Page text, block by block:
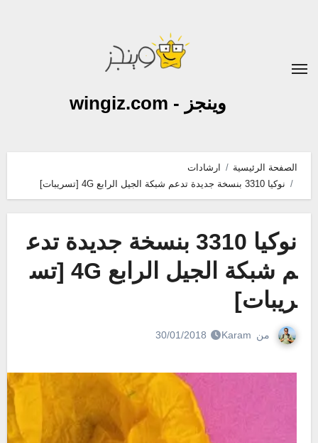
وينجز - wingiz.com
الصفحة الرئيسية
ارشادات
نوكيا 3310 بنسخة جديدة تدعم شبكة الجيل الرابع 4G [تسريبات]
نوكيا 3310 بنسخة جديدة تدع
م شبكة الجيل الرابع 4G [تس
ريبات]
من Karam
30/01/2018